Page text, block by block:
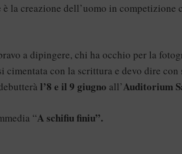
è la creazione dell’uomo in
a dipingere, chi ha occhio per la
con la scrittura e devo dire con
l’8 e il 9 giugno all’Auditorium
“A schifiu finiu”.